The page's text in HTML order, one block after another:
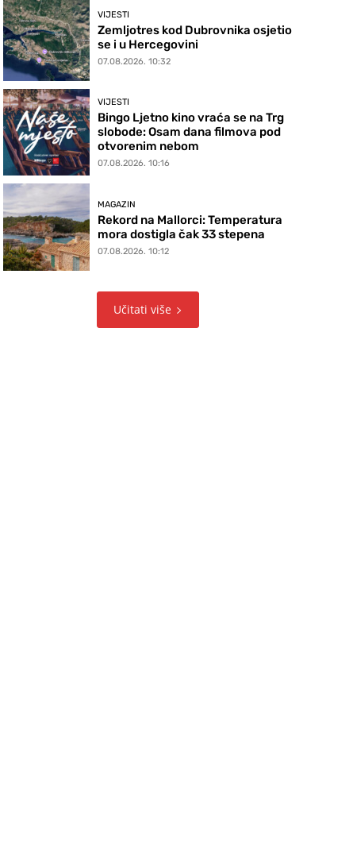
VIJESTI
Zemljotres kod Dubrovnika osjetio
se i u Hercegovini
07.08.2026. 10:32
VIJESTI
Bingo Ljetno kino vraća se na Trg
slobode: Osam dana filmova pod
otvorenim nebom
07.08.2026. 10:16
MAGAZIN
Rekord na Mallorci: Temperatura
mora dostigla čak 33 stepena
07.08.2026. 10:12
Učitati više